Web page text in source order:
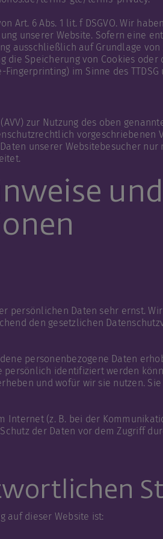
Art. 6 Abs. 1 lit. f DSGVO. Wir
unserer Website. Sofern eine
ausschließlich auf Grundlage von
die Speicherung von Cookies
im Sinne des TTDSG
zur Nutzung des oben
vorgeschriebenen
unserer Websitebesucher nur
und
persönlichen Daten sehr ernst.
den gesetzlichen
personenbezogene Daten
persönlich identifiziert werden
und wofür wir sie nutzen.
Internet (z. B. bei der
der Daten vor dem Zugriff
auf dieser Website ist: